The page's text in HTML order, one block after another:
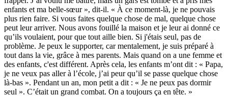
enfants et ma belle-sœur », dit-il. « À ce moment-là, je ne pouvais
plus rien faire. Si vous faites quelque chose de mal, quelque chose
peut leur arriver. Nous avons fouillé la maison et je leur ai donné ce
qu’ils voulaient, pour que tout aille bien. Si j'étais seul, pas de
problème. Je peux le supporter, car mentalement, je suis préparé à
tout dans la vie, grâce à mes parents. Mais quand on a une femme et
des enfants, c'est différent. Après cela, les enfants m’ont dit : « Papa,
je ne veux pas aller à l’école, j’ai peur qu’il se passe quelque chose
là-bas ». Pendant un an, mon petit a dit : « Je ne peux pas dormir
seul ». C’était un grand combat. On a toujours ça en tête. »